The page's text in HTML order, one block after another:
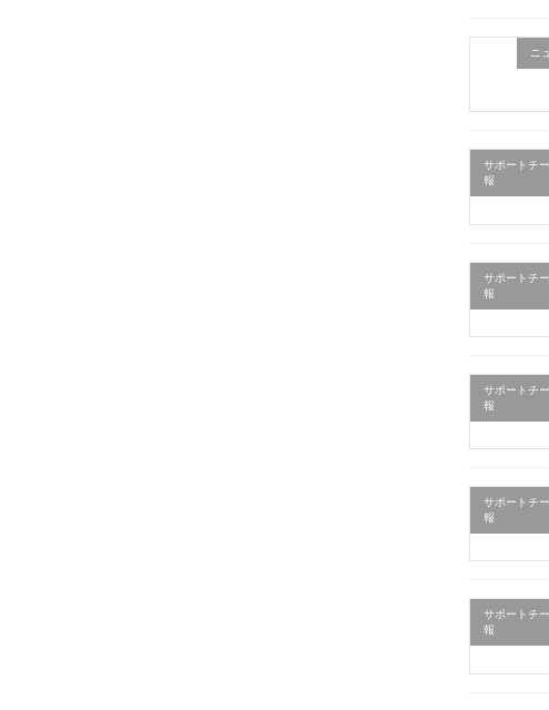
ニ
サポートチ
報
サポートチ
報
サポートチ
報
サポートチ
報
サポートチ
報